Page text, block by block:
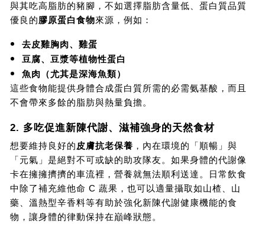
與其吃高脂肪的豬腳，不如選擇脂肪含量低、蛋白質品質
優良的膠原蛋白食物來源，例如：
去皮雞胸肉、雞蛋
豆腐、豆漿等植物性蛋白
魚肉（尤其是深海魚類）
這些食物能提供身體合成蛋白質所需的必需氨基酸，而且
不會帶來多餘的脂肪與熱量負擔。
2. 多吃促進新陳代謝、滋補強身的天然食材
想要維持良好的 皮膚抗老保養 ，內在環境的「順暢」與
「元氣」是絕對不可或缺的助攻隊友。如果身體的代謝像
卡在擁擁擠擠的車流裡，營養就無法順利送達。日常飲食
中除了補充維他命 C 蔬果，也可以適量攝取如山楂、山
藥、溫熱型辛香料等有助於強化新陳代謝健康機能的食
物，讓身體的律動保持在巔峰狀態。